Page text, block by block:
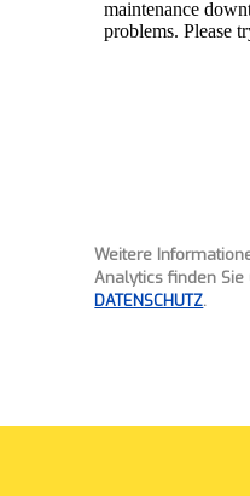
Weitere
Analytics finden Sie
DATENSCHUTZ.